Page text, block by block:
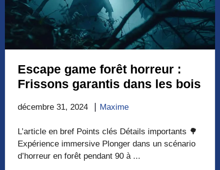
Escape game forêt horreur :
Frissons garantis dans les bois
décembre 31, 2024 Maxime
L’article en bref Points clés Détails importants 🌳
Expérience immersive Plonger dans un scénario
d’horreur en forêt pendant 90 à ...